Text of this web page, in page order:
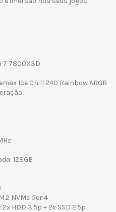
7 7800X3D
Ice Chill 240 Rainbow ARGB
128GB
NVMe Gen4
HDD 3.5p + 2x SSD 2.5p